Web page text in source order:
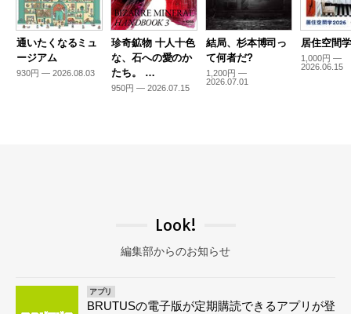
通いたくなるミュ
ージアム
930円 — 2026.08.03
珍奇鉱物 十人十色
な、石への愛のか
たち。 …
950円 — 2026.07.15
結局、杉本博司っ
て何者だ?
1,200円 —
2026.07.01
居住空間
1,000円 —
2026.06.15
Look!
編集部からのお知らせ
アプリ
BRUTUSの電子版が定期購読できるアプリが登